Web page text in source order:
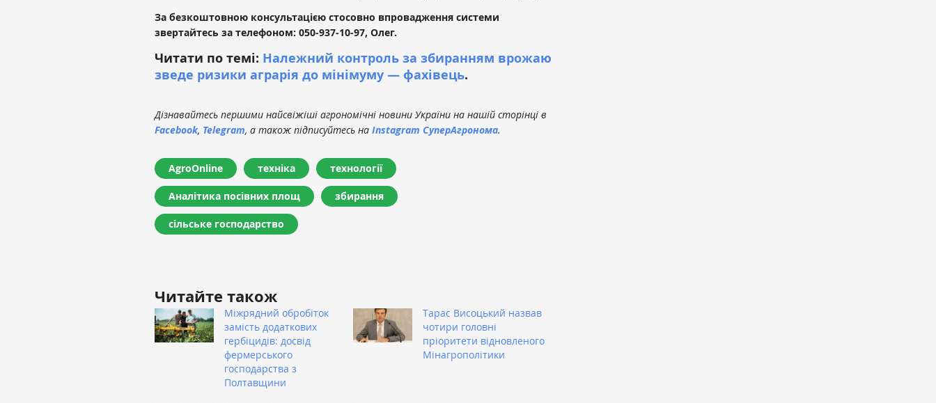
За безкоштовною консультацією стосовно впровадження системи
звертайтесь за телефоном: 050-937-10-97, Олег.
Читати по темі: Належний контроль за збиранням врожаю
зведе ризики аграрія до мінімуму — фахівець.
Дізнавайтесь першими найсвіжіші агрономічні новини України на нашій сторінці в
Facebook, Telegram, а також підписуйтесь на Instagram СуперАгронома.
AgroOnline техніка технології
Аналітика посівних площ збирання
сільське господарство
Читайте також
Міжрядний обробіток
замість додаткових
гербіцидів: досвід
фермерського
господарства з
Полтавщини
Тарас Висоцький назвав
чотири головні
пріоритети відновленого
Мінагрополітики